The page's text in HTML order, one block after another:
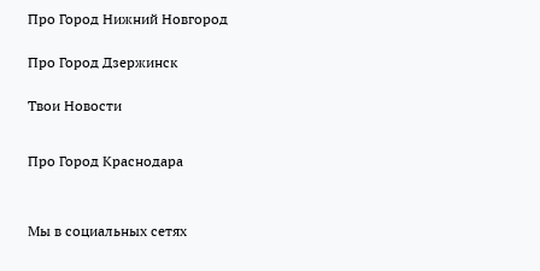
Про Город Нижний Новгород
Про Город Дзержинск
Твои Новости
Про Город Краснодара
Мы в социальных сетях